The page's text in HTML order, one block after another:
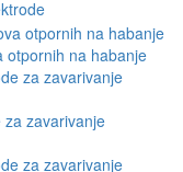
otpornih na habanje
zavarivanje